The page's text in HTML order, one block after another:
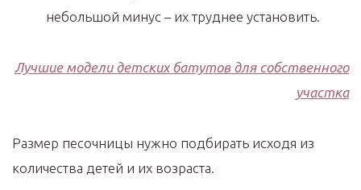
небольшой минус – их труднее установить.
Лучшие модели детских батутов для собственного
участка
Размер песочницы нужно подбирать исходя из
количества детей и их возраста.